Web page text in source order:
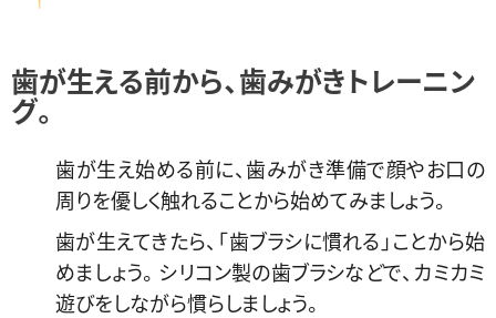
歯が生える前から、歯みがきトレーニン
グ。
歯が生え始める前に、歯みがき準備で顔やお口の
周りを優しく触れることから始めてみましょう。
歯が生えてきたら、「歯ブラシに慣れる」ことから始
めましょう。シリコン製の歯ブラシなどで、カミカミ
遊びをしながら慣らしましょう。